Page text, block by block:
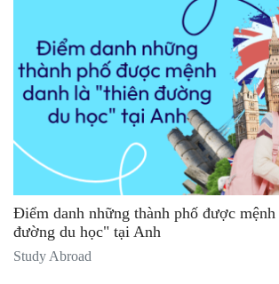
Điểm danh những thành phố được
đường du học" tại Anh
Study Abroad